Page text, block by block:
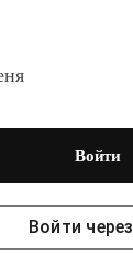
Войти
Войти через